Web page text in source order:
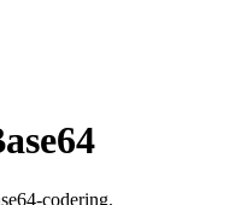
codering.